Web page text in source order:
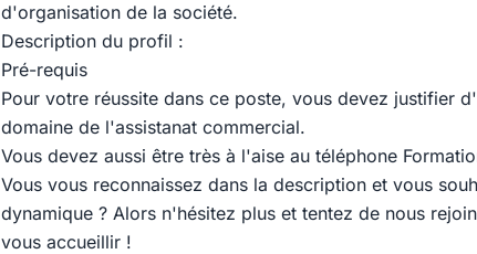
d'organisation de la société.
Description du profil :
Pré-requis
Pour votre réussite dans ce poste, vous devez justifier
domaine de l'assistanat commercial.
Vous devez aussi être très à l'aise au téléphone
Vous vous reconnaissez dans la description et vous
dynamique ? Alors n'hésitez plus et tentez de nous
vous accueillir !